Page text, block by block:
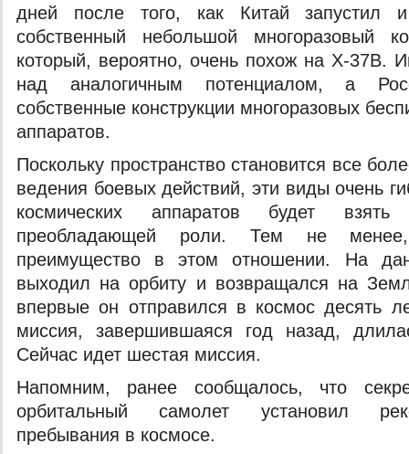
дней после того, как Китай запустил
собственный небольшой многоразовый
который, вероятно, очень похож на X-37B.
над аналогичным потенциалом, а
собственные конструкции многоразовых
аппаратов.
Поскольку пространство становится все
ведения боевых действий, эти виды очень
космических аппаратов будет
преобладающей роли. Тем не
преимущество в этом отношении. На
выходил на орбиту и возвращался на
впервые он отправился в космос десять
миссия, завершившаяся год назад,
Сейчас идет шестая миссия.
Напомним, ранее сообщалось, что
орбитальный самолет установил
пребывания в космосе.